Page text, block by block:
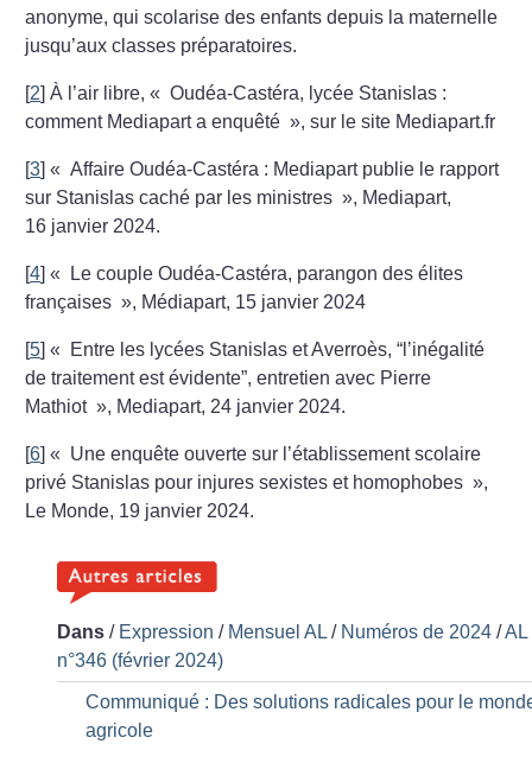
anonyme, qui scolarise des enfants depuis la maternelle
jusqu’aux classes préparatoires.
[2]À l’air libre, « Oudéa-Castéra, lycée Stanislas :
comment Mediapart a enquêté », sur le site Mediapart.fr
[3]« Affaire Oudéa-Castéra : Mediapart publie le rapport
sur Stanislas caché par les ministres », Mediapart,
16 janvier 2024.
[4]«
Le couple Oudéa-Castéra, parangon des élites
françaises », Médiapart, 15 janvier 2024
[5]«
Entre les lycées Stanislas et Averroès, “l’inégalité
de traitement est évidente”, entretien avec Pierre
Mathiot », Mediapart, 24 janvier 2024.
[6]« Une enquête ouverte sur l’établissement scolaire
privé Stanislas pour injures sexistes et homophobes »,
Le Monde, 19 janvier 2024.
Dans / Expression / Mensuel AL / Numéros de 2024 /AL
n°346 (février 2024)
Communiqué : Des solutions radicales pour le
agricole